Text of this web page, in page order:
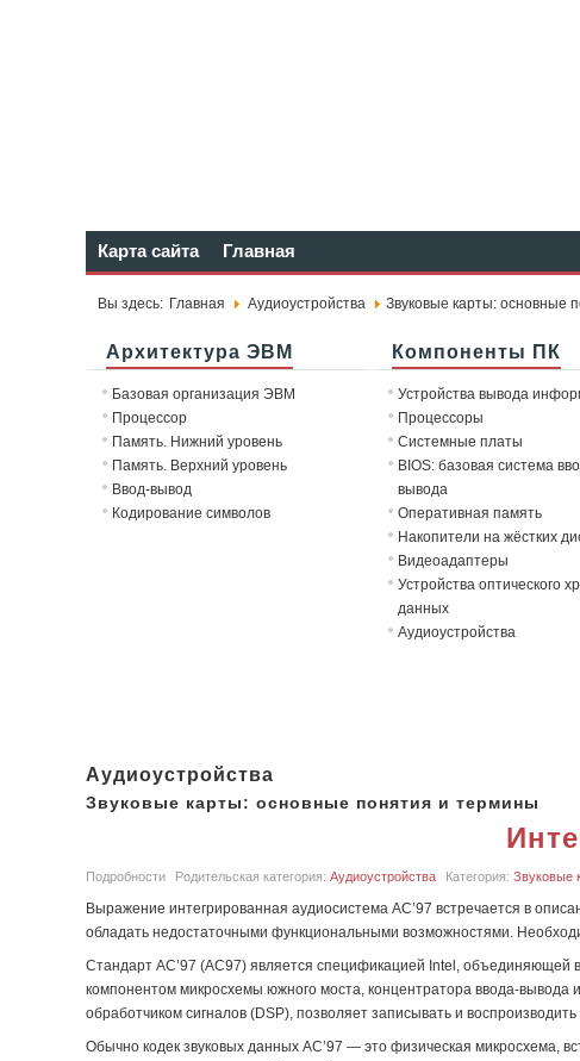
Карта сайта Главная
Вы здесь: Главная Аудиоустройства Звуковые карты: основные
Архитектура ЭВМ
Базовая организация ЭВМ
Процессор
Память. Нижний уровень
Память. Верхний уровень
Ввод-вывод
Кодирование символов
Компоненты ПК
Устройства вывода
Процессоры
Системные платы
BIOS: базовая система
вывода
Оперативная память
Накопители на жёстких
Видеоадаптеры
Устройства оптического
данных
Аудиоустройства
Аудиоустройства
Звуковые карты: основные понятия и термины
Подробности Родительская категория: Аудиоустройства Категория: Звуковые
Выражение интегрированная аудиосистема AC’97 встречается в
обладать недостаточными функциональными возможностями.
Стандарт AC’97 (AC97) является спецификацией Intel, объединяющей
компонентом микросхемы южного моста, концентратора ввода-
обработчиком сигналов (DSP), позволяет записывать и воспроизводить
Обычно кодек звуковых данных AC’97 — это физическая микросхема,